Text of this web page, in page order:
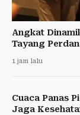
Angkat
Tayang
1 jam lalu
Cuaca Panas
Jaga